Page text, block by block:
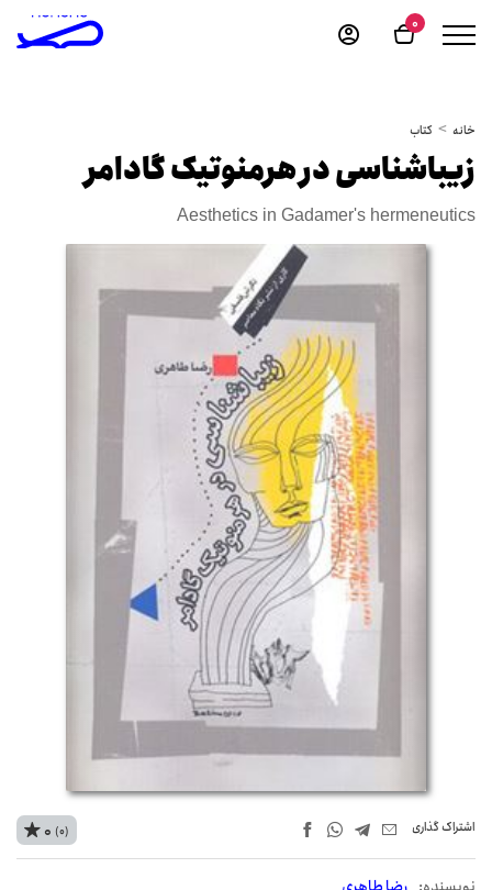
0
خانه کتاب
زیباشناسی در هرمنوتیک گادامر
Aesthetics in Gadamer's hermeneutics
اشتراک‌ گذاری 0 (0)